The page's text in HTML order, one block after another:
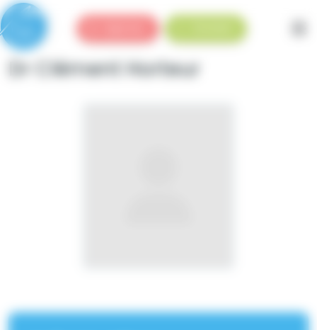
Dr Clément Horteur
Panneau de gestion des cookies